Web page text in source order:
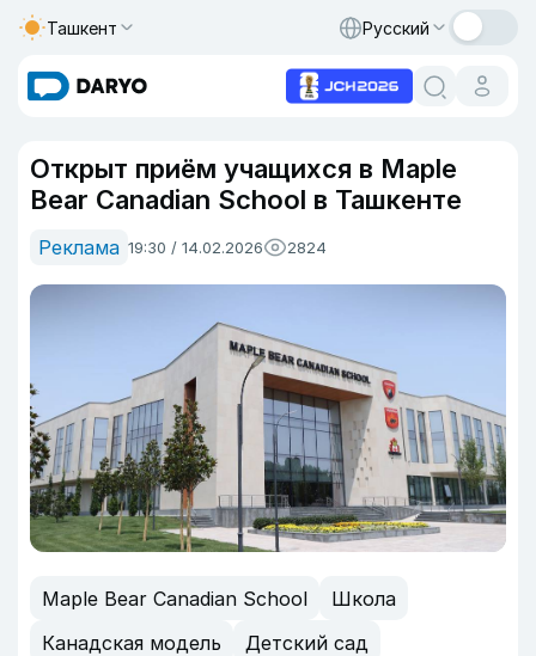
Ташкент Русский
Открыт приём учащихся в Maple
Bear Canadian School в Ташкенте
Реклама 19:30 / 14.02.2026 2824
Maple Bear Canadian School
Школа
Канадская модель
Детский сад